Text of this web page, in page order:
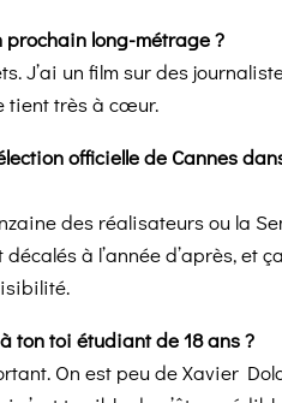
prochain long-métrage ?
J’ai un film sur des
tient très à cœur.
officielle de Cannes
des réalisateurs ou la
à l’année d’après, et
ton toi étudiant de 18 ans ?
On est peu de Xavier